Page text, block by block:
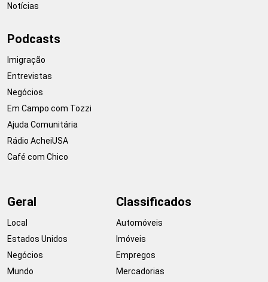
Notícias
Podcasts
Imigração
Entrevistas
Negócios
Em Campo com Tozzi
Ajuda Comunitária
Rádio AcheiUSA
Café com Chico
Geral
Local
Estados Unidos
Negócios
Mundo
Classificados
Automóveis
Imóveis
Empregos
Mercadorias